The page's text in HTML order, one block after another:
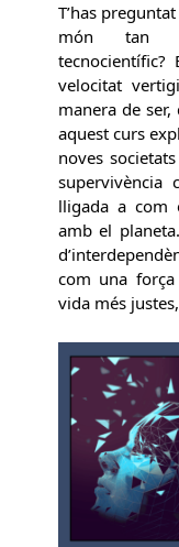
T’has
món tan
velocitat
manera de
aquest curs
noves
supervivència
lligada a com
amb el
com una
vida més